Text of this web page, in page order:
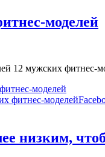
моделей
12 мужских фитнес-
моделей
фитнес-моделей
низким,